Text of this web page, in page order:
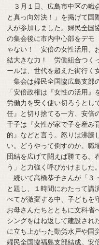
３月１日、広島市中区の幟
と真っ向対決！」を掲げて国
人が参加しました。婦民全国
の集会後に市内中心部をデモ
ゃない！ 安倍の女性活用、
結大きな力！ 労働組合つく
ールは、世代を超えた街行く
集会は婦民全国協広島支部
「安倍政権は『女性の活用
労働力を安く使い切ろうとし
任』と切り捨てる一方、安倍
千子は『女性が家で子を産み
的』などと言う。怒りは沸騰
い。どうやって倒すのか。職
団結を広げて闘えば勝てる。
う」と力強く呼びかけました。
続いて高橋恭子さんが「３
と題し、１時間にわたって講
べてが激変する中、子どもを
お母さんたちとともに文科省
シングをはね返して建設され
に立ち上がった動労水戸や国
婦民全国協福島支部結成。安